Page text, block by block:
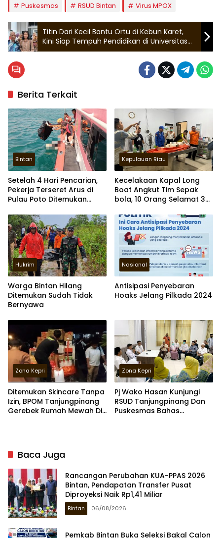
Puskesmas
RSUD Bintan Virus MPOX
Titin Dari Kecil Bantu Ortu di Kebun Karet,
Kini Siap Tempuh Pendidikan di Universitas
Pertamina
Berita Terkait
Bintan
Setelah 4 Hari Pencarian,
Pekerja Terseret Arus di
Pulau Poto Ditemukan
Kepulauan Riau
Kecelakaan Kapal Long
Boat Angkut Tim Sepak
bola, 10 Orang Selamat 3
Hukrim
Warga Bintan Hilang
Ditemukan Sudah Tidak
Bernyawa
Nasional
Antisipasi Penyebaran
Hoaks Jelang Pilkada 2024
Zona Kepri
Ditemukan Skincare Tanpa
Izin, BPOM Tanjungpinang
Gerebek Rumah Mewah Di
Zona Kepri
Pj Wako Hasan Kunjungi
RSUD Tanjungpinang Dan
Puskesmas Bahas
Baca Juga
Rancangan Perubahan KUA-PPAS 2026
Bintan, Pendapatan Transfer Pusat
Diproyeksi Naik Rp1,41 Miliar
Bintan 06/08/2026
Pemkab Bintan Buka Seleksi Bakal Calon